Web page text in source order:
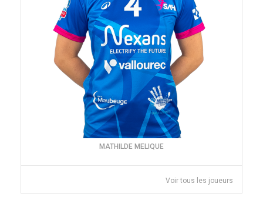
MATHILDE MELIQUE
Voir tous les joueurs